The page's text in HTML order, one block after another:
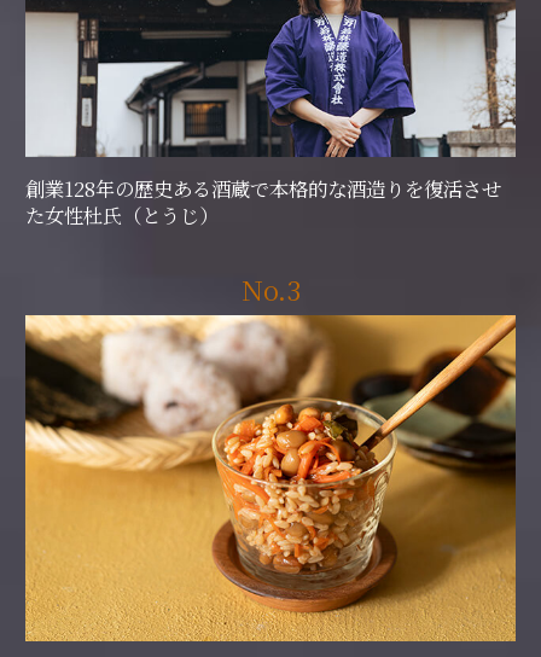
創業128年の歴史ある酒蔵で本格的な酒造りを復活させ
た女性杜氏（とうじ）
No.3